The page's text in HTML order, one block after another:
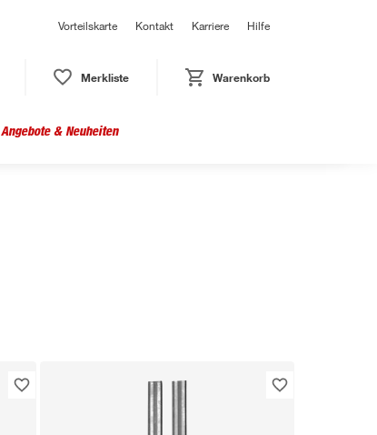
Vorteilskarte Kontakt Karriere Hilfe
Merkliste Warenkorb
Angebote & Neuheiten